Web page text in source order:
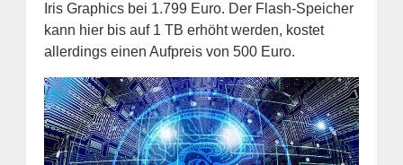
Iris Graphics bei 1.799 Euro. Der Flash-Speicher
kann hier bis auf 1 TB erhöht werden, kostet
allerdings einen Aufpreis von 500 Euro.